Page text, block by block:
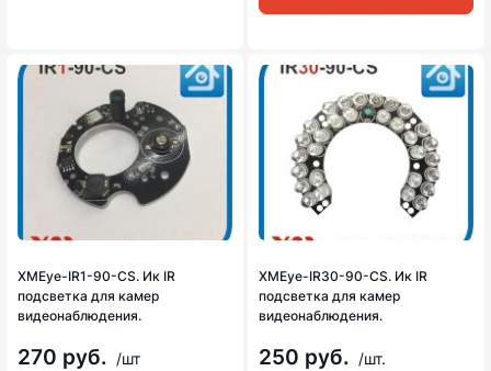
XMEye-IR1-90-CS. Ик IR
подсветка для камер
видеонаблюдения.
270 руб. /шт
XMEye-IR30-90-CS. Ик IR
подсветка для камер
видеонаблюдения.
250 руб. /шт.